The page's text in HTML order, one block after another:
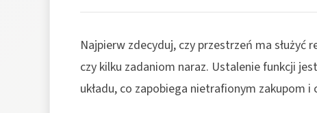
Najpierw zdecyduj, czy przestrzeń ma
czy kilku zadaniom naraz. Ustalenie funkcji
układu, co zapobiega nietrafionym zakupom